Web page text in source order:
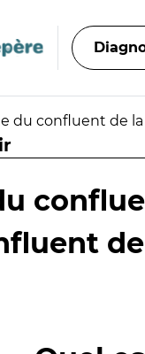
du confluent de